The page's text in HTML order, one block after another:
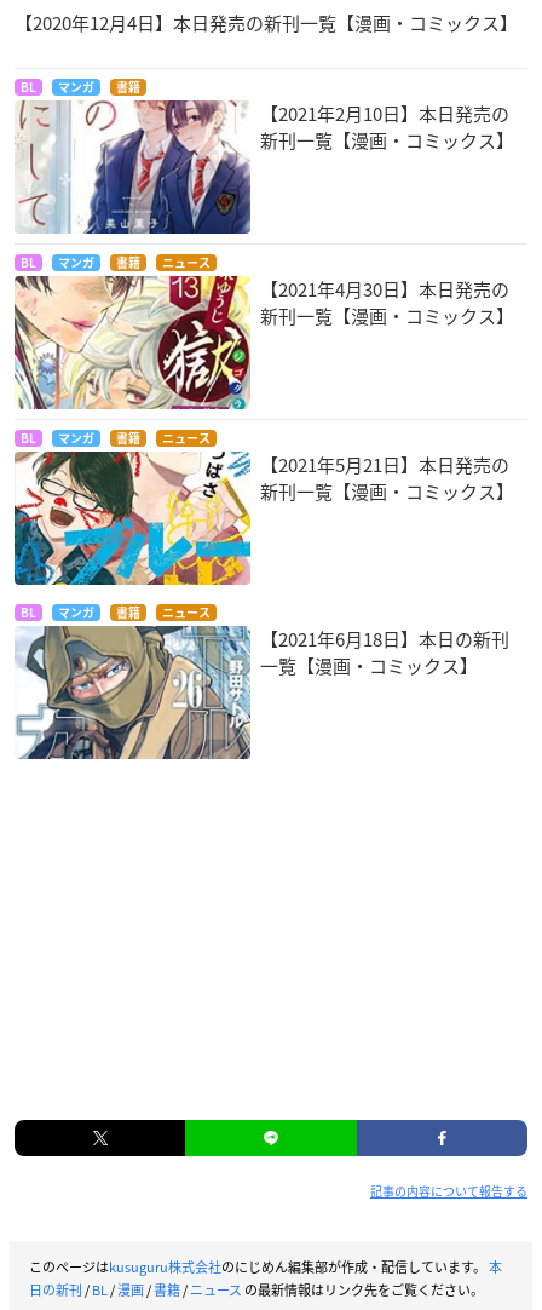
【2020年12月4日】本日発売の新刊一覧【漫画・コミックス】
BL マンガ 書籍
【2021年2月10日】本日発売の
新刊一覧【漫画・コミックス】
BL マンガ 書籍 ニュース
【2021年4月30日】本日発売の
新刊一覧【漫画・コミックス】
BL マンガ 書籍 ニュース
【2021年5月21日】本日発売の
新刊一覧【漫画・コミックス】
BL マンガ 書籍 ニュース
【2021年6月18日】本日の新刊
一覧【漫画・コミックス】
記事の内容について報告する
このページはkusuguru株式会社のにじめん編集部が作成・配信しています。 本
日の新刊/BL/漫画/書籍/ニュース の最新情報はリンク先をご覧ください。